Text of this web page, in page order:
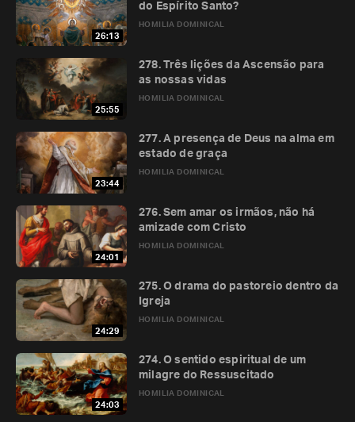
26:13
HOMILIA DOMINICAL
do Espírito Santo?
25:55
HOMILIA DOMINICAL
278. Três lições da Ascensão para
as nossas vidas
23:44
HOMILIA DOMINICAL
277. A presença de Deus na alma em
estado de graça
24:01
HOMILIA DOMINICAL
276. Sem amar os irmãos, não há
amizade com Cristo
24:29
HOMILIA DOMINICAL
275. O drama do pastoreio dentro da
Igreja
24:03
HOMILIA DOMINICAL
274. O sentido espiritual de um
milagre do Ressuscitado